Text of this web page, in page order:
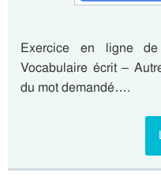
Exercice en ligne
Vocabulaire écrit –
du mot demandé….